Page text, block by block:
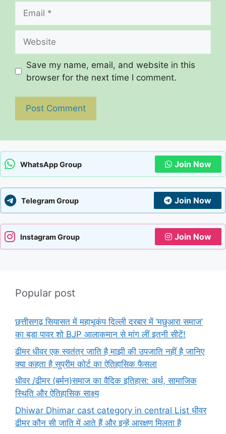
Save my name, email, and website in this
browser for the next time I comment.
WhatsApp Group Join Now
Telegram Group Join Now
Instagram Group Join Now
Popular post
छत्तीसगढ़ सियासत में महाभूकंप दिल्ली दरबार में ‘मछुआरा समाज’
का बड़ा पावर शो BJP आलाकमान से मांग लीं इतनी सीटें!
ढीमर धीवर एक स्वतंत्र जाति है माझी की उपजाति नहीं है जानिए
क्या कहता है सुप्रीम कोर्ट का ऐतिहासिक फैसला
धीवर /ढीमर (बर्मन)समाज का वैदिक इतिहास: अर्थ, सामाजिक
स्थिति और ऐतिहासिक साक्ष्य
Dhiwar Dhimar cast category in central List धीवर
ढीमर कौन सी जाति में आते हैं और इन्हें आरक्षण मिलता है